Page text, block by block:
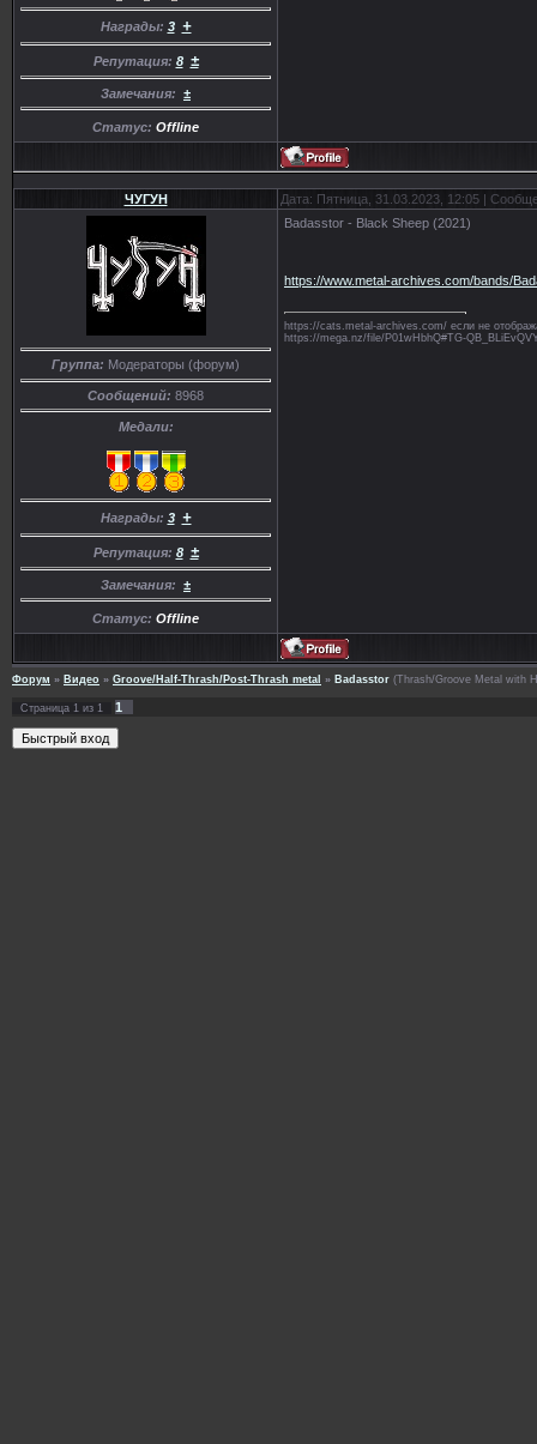
Награды: 3 +
Репутация: 8 ±
Замечания: ±
Статус: Offline
ЧУГУН Дата: Пятница, 31.03.2023, 12:05 |
Группа: Модераторы (форум)
Сообщений: 8968
Медали:
Награды: 3 +
Репутация: 8 ±
Замечания: ±
Статус: Offline
Badasstor - Black Sheep (2021)
https://www.metal-archives.com/bands/
https://cats.metal-archives.com/ если не
https://mega.nz/file/P01wHbhQ#TG-
Форум » Видео » Groove/Half-Thrash/Post-Thrash metal » Badasstor (Thrash/Groove Metal with
Страница 1 из 1 1